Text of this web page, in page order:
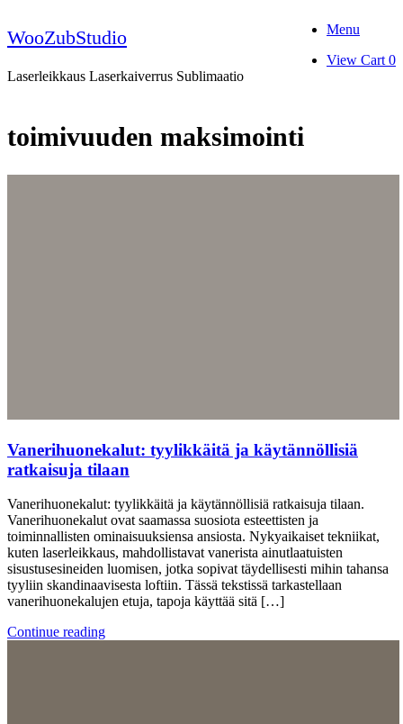
to
content
WooZubStudio
Laserleikkaus Laserkaiverrus Sublimaatio
Menu
View
View Cart 0
toimivuuden maksimointi
Vanerihuonekalut: tyylikkäitä ja käytännöllisiä
ratkaisuja tilaan
Vanerihuonekalut: tyylikkäitä ja käytännöllisiä ratkaisuja tilaan.
Vanerihuonekalut ovat saamassa suosiota esteettisten ja
toiminnallisten ominaisuuksiensa ansiosta. Nykyaikaiset tekniikat,
kuten laserleikkaus, mahdollistavat vanerista ainutlaatuisten
sisustusesineiden luomisen, jotka sopivat täydellisesti mihin tahansa
tyyliin skandinaavisesta loftiin. Tässä tekstissä tarkastellaan
vanerihuonekalujen etuja, tapoja käyttää sitä […]
Continue reading